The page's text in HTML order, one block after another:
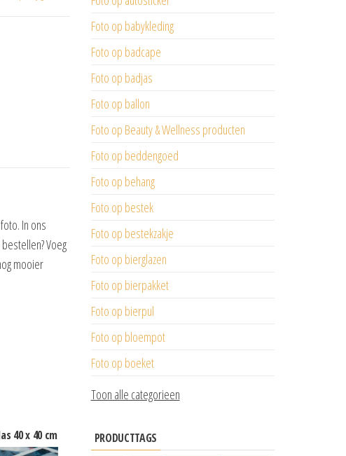
In ons
Voeg
mooier
40 x 40 cm
Foto op babykleding
Foto op badcape
Foto op badjas
Foto op ballon
Foto op Beauty & Wellness producten
Foto op beddengoed
Foto op behang
Foto op bestek
Foto op bestekzakje
Foto op bierglazen
Foto op bierpakket
Foto op bierpul
Foto op bloempot
Foto op boeket
Toon alle categorieen
PRODUCTTAGS